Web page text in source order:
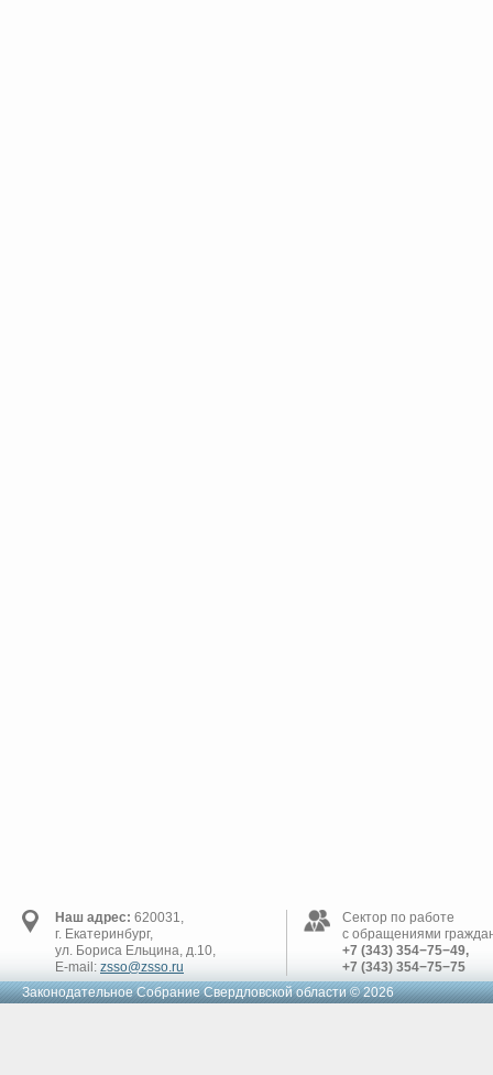
Наш адрес: 620031,
г. Екатеринбург,
ул. Бориса Ельцина, д.10,
E-mail: zsso@zsso.ru
Сектор по работе
с обращениями
+7 (343) 354−75−49,
+7 (343) 354−75−75
Законодательное Cобрание Свердловской области © 2026